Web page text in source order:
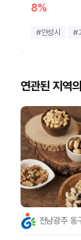
8%
#안성시 #
연관된 지역
전남광주 동